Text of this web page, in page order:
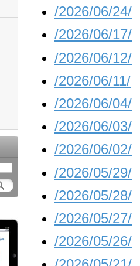
/2026/06/24/
/2026/06/17/
/2026/06/12/
/2026/06/11/
/2026/06/04/
/2026/06/03/
/2026/06/02/
/2026/05/29/
/2026/05/28/
/2026/05/27/
/2026/05/26/